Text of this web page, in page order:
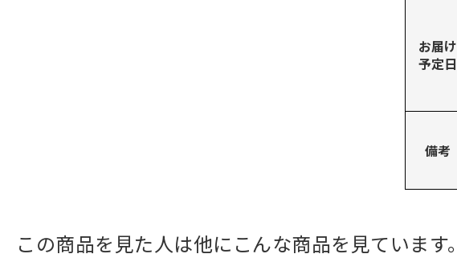
お届け
予定日
備考
この商品を見た人は他にこんな商品を見ています。